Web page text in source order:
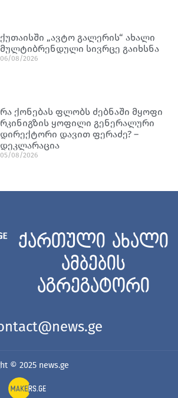
ქუთაისში „ავტო გალერის“ ახალი
მულტიბრენდული სივრცე გაიხსნა
06/08/2026
რა ქონებას ფლობს ძებნაში მყოფი
რკინიგზის ყოფილი გენერალური
დირექტორი დავით ფერაძე? –
დეკლარაცია
05/08/2026
ქართული ახალი
ამბების
აგრეგატორი
© 2025 news.ge